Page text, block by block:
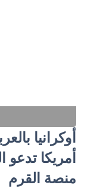
أوكرانيا
أمريكا تدعو
منصة القرم